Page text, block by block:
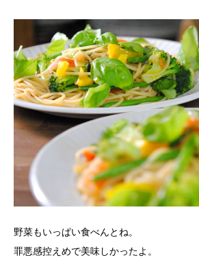
野菜もいっぱい食べんとね。
罪悪感控えめで美味しかったよ。